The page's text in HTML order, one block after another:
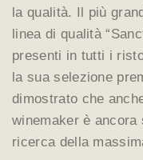
la qualità. Il più
linea di qualità
presenti in tutti i
la sua selezione
dimostrato che
winemaker è ancora
ricerca della